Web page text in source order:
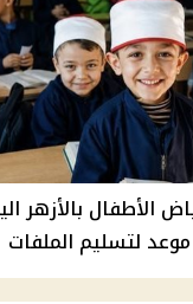
الأطفال بالأزهر
لتسليم الملفات